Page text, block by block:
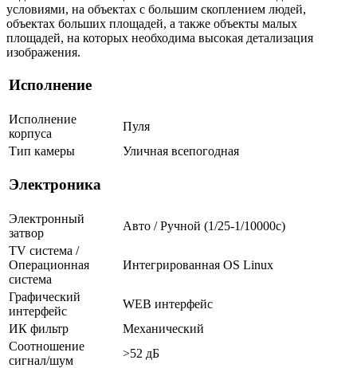
условиями, на объектах с большим скоплением людей,
объектах больших площадей, а также объекты малых
площадей, на которых необходима высокая детализация
изображения.
Исполнение
Исполнение
корпуса
Пуля
Тип камеры
Уличная всепогодная
Электроника
Электронный
затвор
Авто / Ручной (1/25-1/10000c)
TV система /
Операционная
система
Интегрированная OS Linux
Графический
интерфейс
WEB интерфейс
ИК фильтр
Механический
Соотношение
сигнал/шум
>52 дБ